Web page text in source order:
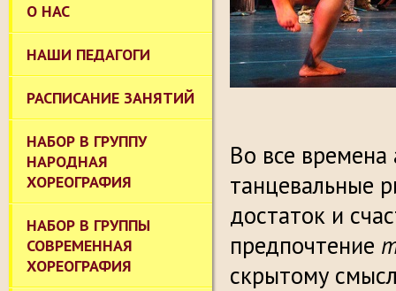
О НАС
НАШИ ПЕДАГОГИ
РАСПИСАНИЕ ЗАНЯТИЙ
НАБОР В ГРУППУ
НАРОДНАЯ
ХОРЕОГРАФИЯ
НАБОР В ГРУППЫ
СОВРЕМЕННАЯ
ХОРЕОГРАФИЯ
Во все
танцевальные
достаток и
предпочтение
скрытому